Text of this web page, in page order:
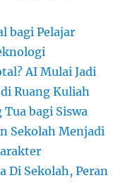
bagi Pelajar
AI Mulai Jadi
Ruang Kuliah
Tua bagi Siswa
Sekolah Menjadi
Di Sekolah, Peran